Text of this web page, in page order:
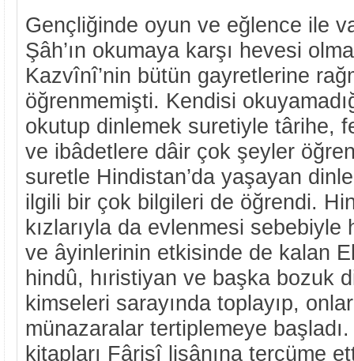
Gençliğinde oyun ve eğlence ile
Şâh’ın okumaya karşı hevesi
Kazvînî’nin bütün gayretlerine
öğrenmemişti. Kendisi
okutup dinlemek suretiyle târihe,
ve ibâdetlere dâir çok şeyler
suretle Hindistan’da yaşayan
ilgili bir çok bilgileri de öğrendi.
kızlarıyla da evlenmesi sebebiyle
ve âyinlerinin etkisinde de kalan
hindû, hıristiyan ve başka bozuk
kimseleri sarayında toplayıp,
münazaralar tertiplemeye
kitapları Fârisî lisânına tercüme